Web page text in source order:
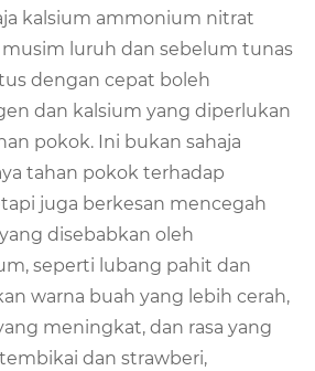
kalsium ammonium nitrat
musim luruh dan sebelum tunas
dengan cepat boleh
dan kalsium yang diperlukan
pokok. Ini bukan sahaja
tahan pokok terhadap
juga berkesan mencegah
disebabkan oleh
seperti lubang pahit dan
warna buah yang lebih cerah,
meningkat, dan rasa yang
dan strawberi,